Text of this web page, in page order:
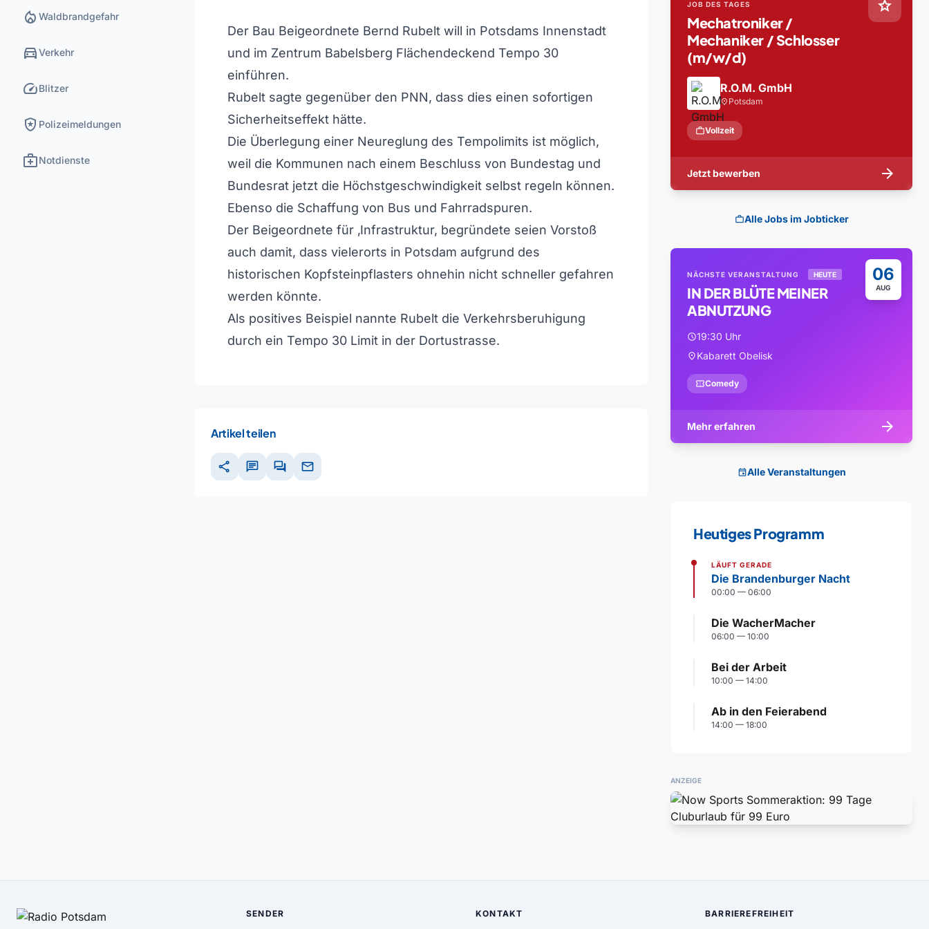
local_fire_department Waldbrandgefahr
directions_carVerkehr
speedBlitzer
local_police Polizeimeldungen
medical_servicesNotdienste
Der Bau Beigeordnete Bernd Rubelt will in Potsdams Innenstadt
und im Zentrum Babelsberg Flächendeckend Tempo 30
einführen.
Rubelt sagte gegenüber den PNN, dass dies einen sofortigen
Sicherheitseffekt hätte.
Die Überlegung einer Neureglung des Tempolimits ist möglich,
weil die Kommunen nach einem Beschluss von Bundestag und
Bundesrat jetzt die Höchstgeschwindigkeit selbst regeln können.
Ebenso die Schaffung von Bus und Fahrradspuren.
Der Beigeordnete für ‚Infrastruktur, begründete seien Vorstoß
auch damit, dass vielerorts in Potsdam aufgrund des
historischen Kopfsteinpflasters ohnehin nicht schneller gefahren
werden könnte.
Als positives Beispiel nannte Rubelt die Verkehrsberuhigung
durch ein Tempo 30 Limit in der Dortustrasse.
Artikel teilen
share chat forum mail
star
JOB DES TAGES
Mechatroniker /
Mechaniker / Schlosser
(m/w/d)
R.O.M. GmbH
location_on Potsdam
workVollzeit
Jetzt bewerben arrow_forward
workAlle Jobs im Jobticker
06
AUG
NÄCHSTE VERANSTALTUNG HEUTE
IN DER BLÜTE MEINER
ABNUTZUNG
schedule19:30 Uhr
location_onKabarett Obelisk
confirmation_numberComedy
Mehr erfahren arrow_forward
eventAlle Veranstaltungen
Heutiges Programm
LÄUFT GERADE
Die Brandenburger Nacht
00:00 — 06:00
Die WacherMacher
06:00 — 10:00
Bei der Arbeit
10:00 — 14:00
Ab in den Feierabend
14:00 — 18:00
ANZEIGE
SENDER KONTAKT BARRIEREFREIHEIT